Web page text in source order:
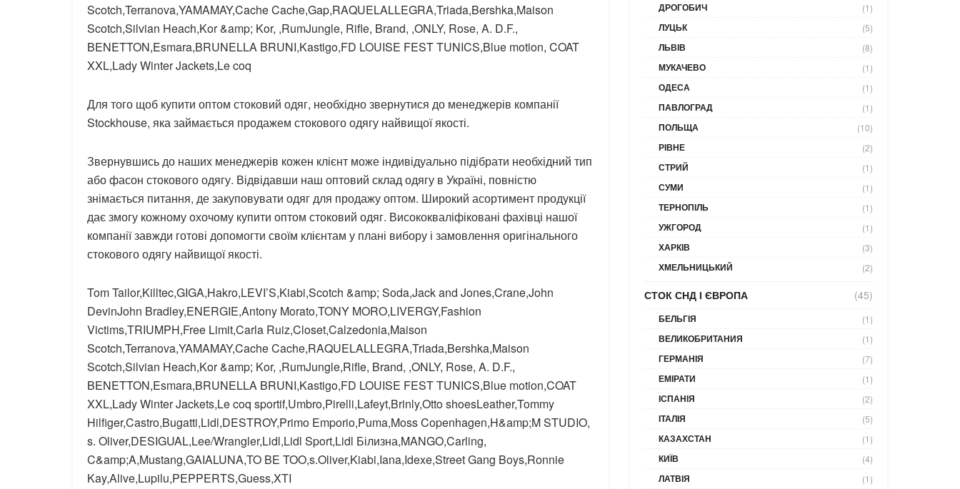
Scotch,Terranova,YAMAMAY,Cache Cache,Gap,RAQUELALLEGRA,Triada,Bershka,Maison
Scotch,Silvian Heach,Kor &amp; Kor, ,RumJungle, Rifle, Brand, ,ONLY, Rose, A. D.F.,
BENETTON,Esmara,BRUNELLA BRUNI,Kastigo,FD LOUISE FEST TUNICS,Blue motion, COAT
XXL,Lady Winter Jackets,Le coq
Для того щоб купити оптом стоковий одяг, необхідно звернутися до менеджерів компанії
Stockhouse, яка займається продажем стокового одягу найвищої якості.
Звернувшись до наших менеджерів кожен клієнт може індивідуально підібрати необхідний тип
або фасон стокового одягу. Відвідавши наш оптовий склад одягу в Україні, повністю
знімається питання, де закуповувати одяг для продажу оптом. Широкий асортимент продукції
дає змогу кожному охочому купити оптом стоковий одяг. Висококваліфіковані фахівці нашої
компанії завжди готові допомогти своїм клієнтам у плані вибору і замовлення оригінального
стокового одягу найвищої якості.
Tom Tailor,Killtec,GIGA,Hakro,LEVI’S,Kiabi,Scotch &amp; Soda,Jack and Jones,Crane,John
DevinJohn Bradley,ENERGIE,Antony Morato,TONY MORO,LIVERGY,Fashion
Victims,TRIUMPH,Free Limit,Carla Ruiz,Closet,Calzedonia,Maison
Scotch,Terranova,YAMAMAY,Cache Cache,RAQUELALLEGRA,Triada,Bershka,Maison
Scotch,Silvian Heach,Kor &amp; Kor, ,RumJungle,Rifle, Brand, ,ONLY, Rose, A. D.F.,
BENETTON,Esmara,BRUNELLA BRUNI,Kastigo,FD LOUISE FEST TUNICS,Blue motion,COAT
XXL,Lady Winter Jackets,Le coq sportif,Umbro,Pirelli,Lafeyt,Brinly,Otto shoesLeather,Tommy
Hilfiger,Castro,Bugatti,Lidl,DESTROY,Primo Emporio,Puma,Moss Copenhagen,H&amp;M STUDIO,
s. Oliver,DESIGUAL,Lee/Wrangler,Lidl,Lidl Sport,Lidl Білизна,MANGO,Carling,
C&amp;A,Mustang,GAIALUNA,TO BE TOO,s.Oliver,Kiabi,Iana,Idexe,Street Gang Boys,Ronnie
Kay,Alive,Lupilu,PEPPERTS,Guess,XTI
ДРОГОБИЧ (1)
ЛУЦЬК (5)
ЛЬВІВ (8)
МУКАЧЕВО (1)
ОДЕСА (1)
ПАВЛОГРАД (1)
ПОЛЬЩА (10)
РІВНЕ (2)
СТРИЙ (1)
СУМИ (1)
ТЕРНОПІЛЬ (1)
УЖГОРОД (1)
ХАРКІВ (3)
ХМЕЛЬНИЦЬКИЙ (2)
СТОК СНД І ЄВРОПА (45)
БЕЛЬГІЯ (1)
ВЕЛИКОБРИТАНИЯ (1)
ГЕРМАНІЯ (7)
ЕМІРАТИ (1)
ІСПАНІЯ (2)
ІТАЛІЯ (5)
КАЗАХСТАН (1)
КИЇВ (4)
ЛАТВІЯ (1)